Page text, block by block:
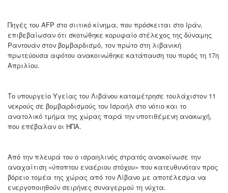
Πηγές του AFP στο σιιτικό κίνημα, που πρόσκειται στο Ιράν,
επιβεβαίωσαν ότι σκοτώθηκε κορυφαίο στέλεχος της δύναμης
Ραντουάν στον βομβαρδισμό, τον πρώτο στη λιβανική
πρωτεύουσα αφότου ανακοινώθηκε κατάπαυση του πυρός τη 17η
Απριλίου.
Το υπουργείο Υγείας του Λιβάνου καταμέτρησε τουλάχιστον 11
νεκρούς σε βομβαρδισμούς του Ισραήλ στο νότιο και το
ανατολικό τμήμα της χώρας παρά την υποτιθέμενη ανακωχή,
που επέβαλαν οι ΗΠΑ.
Από την πλευρά του ο ισραηλινός στρατός ανακοίνωσε την
αναχαίτιση «ύποπτου εναέριου στόχου» που κατευθυνόταν προς
βόρειο τομέα της χώρας από τον Λίβανο με αποτέλεσμα να
ενεργοποιηθούν σειρήνες συναγερμού τη νύχτα.